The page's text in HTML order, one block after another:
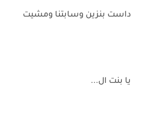
داست بنزين وسابتنا ومشيت
يا بنت ال...